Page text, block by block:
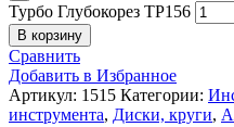
Турбо Глубокорез TP156
В корзину
Сравнить
Добавить в Избранное
Артикул: 1515 Категории:
инструмента, Диски, круги,